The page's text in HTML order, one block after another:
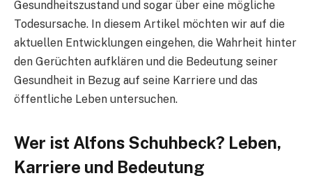
Gesundheitszustand und sogar über eine mögliche
Todesursache. In diesem Artikel möchten wir auf die
aktuellen Entwicklungen eingehen, die Wahrheit hinter
den Gerüchten aufklären und die Bedeutung seiner
Gesundheit in Bezug auf seine Karriere und das
öffentliche Leben untersuchen.
Wer ist Alfons Schuhbeck? Leben,
Karriere und Bedeutung